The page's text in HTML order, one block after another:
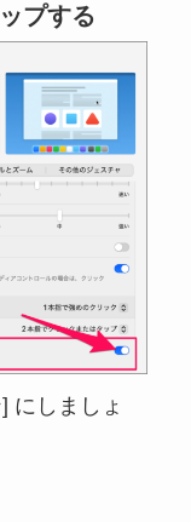
プする
にしましょ